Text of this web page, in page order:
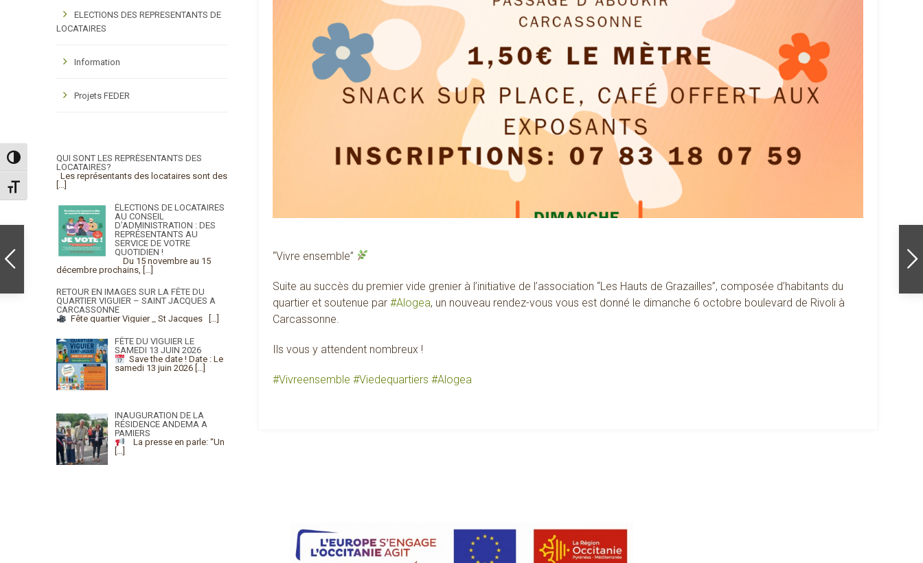
Passer en contraste élevé
Changer la taille de la police
“Vivre ensemble”
Suite au succès du premier vide grenier à l’initiative de l’association “Les Hauts de Grazailles”, composée d’habitants du
quartier et soutenue par #Alogea, un nouveau rendez-vous vous est donné le dimanche 6 octobre boulevard de Rivoli à
Carcassonne.
Ils vous y attendent nombreux !
#Vivreensemble #Viedequartiers #Alogea
ELECTIONS DES REPRESENTANTS DE
LOCATAIRES
Information
Projets FEDER
QUI SONT LES REPRÉSENTANTS DES
LOCATAIRES?
Les représentants des locataires sont des
[…]
ÉLECTIONS DE LOCATAIRES
AU CONSEIL
D’ADMINISTRATION : DES
REPRÉSENTANTS AU
SERVICE DE VOTRE
QUOTIDIEN !
Du 15 novembre au 15
décembre prochains, […]
RETOUR EN IMAGES SUR LA FÊTE DU
QUARTIER VIGUIER – SAINT JACQUES A
CARCASSONNE
Fête quartier Viguier _ St Jacques
[…]
FÊTE DU VIGUIER LE
SAMEDI 13 JUIN 2026
Save the date ! Date : Le
samedi 13 juin 2026 […]
INAUGURATION DE LA
RÉSIDENCE ANDEMA A
PAMIERS
La presse en parle: “Un
[…]